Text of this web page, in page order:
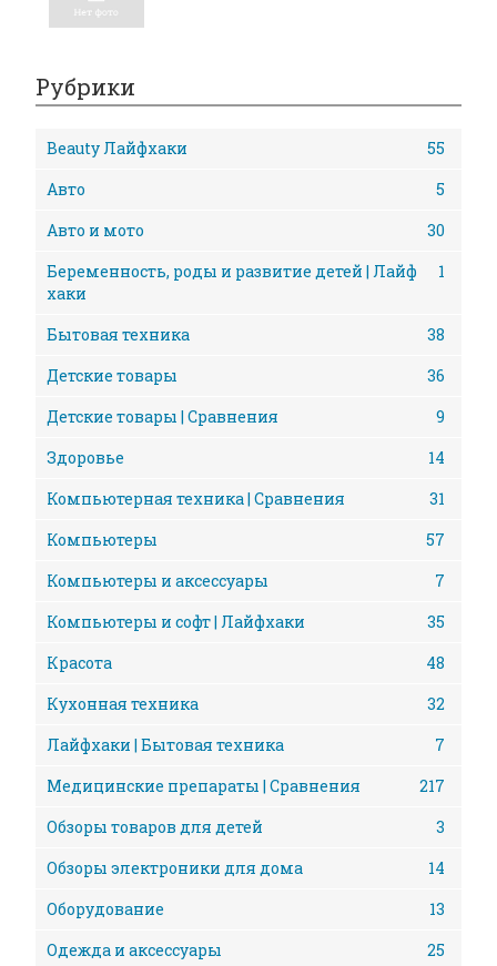
Рубрики
Beauty Лайфхаки
55
Авто
5
Авто и мото
30
Беременность, роды и развитие детей | Лайф
хаки
1
Бытовая техника
38
Детские товары
36
Детские товары | Сравнения
9
Здоровье
14
Компьютерная техника | Сравнения
31
Компьютеры
57
Компьютеры и аксессуары
7
Компьютеры и софт | Лайфхаки
35
Красота
48
Кухонная техника
32
Лайфхаки | Бытовая техника
7
Медицинские препараты | Сравнения
217
Обзоры товаров для детей
3
Обзоры электроники для дома
14
Оборудование
13
Одежда и аксессуары
25